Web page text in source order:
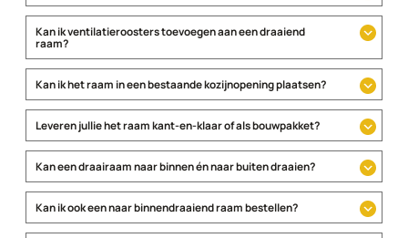
Kan ik ventilatieroosters toevoegen aan een draaiend
raam?
Kan ik het raam in een bestaande kozijnopening plaatsen?
Leveren jullie het raam kant-en-klaar of als bouwpakket?
Kan een draairaam naar binnen én naar buiten draaien?
Kan ik ook een naar binnendraaiend raam bestellen?